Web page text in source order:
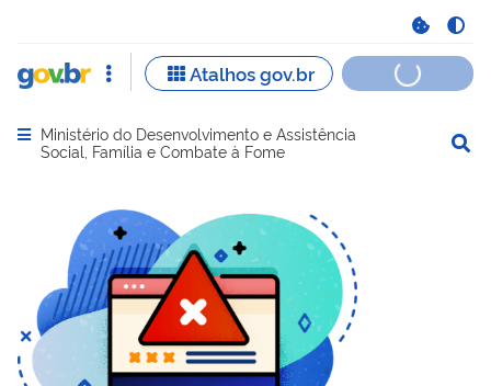
Abrir menu principal de navegação
Ministério do Desenvolvimento e Assistência
Social, Família e Combate à Fome